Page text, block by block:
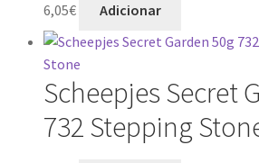
6,05€ Adicionar
Scheepjes Secret
732 Stepping